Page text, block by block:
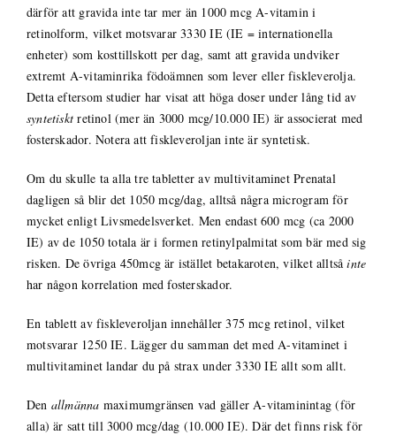
därför att gravida inte tar mer än 1000 mcg A-vitamin i
retinolform, vilket motsvarar 3330 IE (IE = internationella
enheter) som kosttillskott per dag, samt att gravida undviker
extremt A-vitaminrika födoämnen som lever eller fiskleverolja.
Detta eftersom studier har visat att höga doser under lång tid av
syntetiskt retinol (mer än 3000 mcg/10.000 IE) är associerat med
fosterskador. Notera att fiskleveroljan inte är syntetisk.
Om du skulle ta alla tre tabletter av multivitaminet Prenatal
dagligen så blir det 1050 mcg/dag, alltså några microgram för
mycket enligt Livsmedelsverket. Men endast 600 mcg (ca 2000
IE) av de 1050 totala är i formen retinylpalmitat som bär med sig
risken. De övriga 450mcg är istället betakaroten, vilket alltså inte
har någon korrelation med fosterskador.
En tablett av fiskleveroljan innehåller 375 mcg retinol, vilket
motsvarar 1250 IE. Lägger du samman det med A-vitaminet i
multivitaminet landar du på strax under 3330 IE allt som allt.
Den allmänna maximumgränsen vad gäller A-vitaminintag (för
alla) är satt till 3000 mcg/dag (10.000 IE). Där det finns risk för